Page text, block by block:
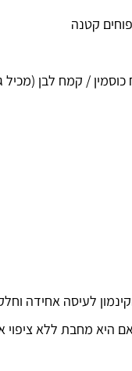
/ קמח לבן (מכיל
לעיסה אחידה
היא מחבת ללא ציפוי